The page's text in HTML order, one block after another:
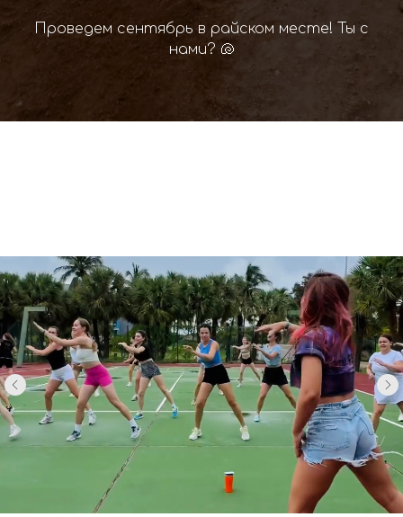
Проведем сентябрь в райском месте! Ты с
нами? 🐚